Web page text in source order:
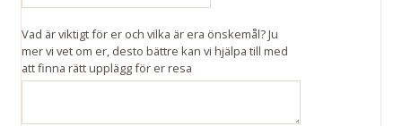
Vad är viktigt för er och vilka är era önskemål? Ju
mer vi vet om er, desto bättre kan vi hjälpa till med
att finna rätt upplägg för er resa